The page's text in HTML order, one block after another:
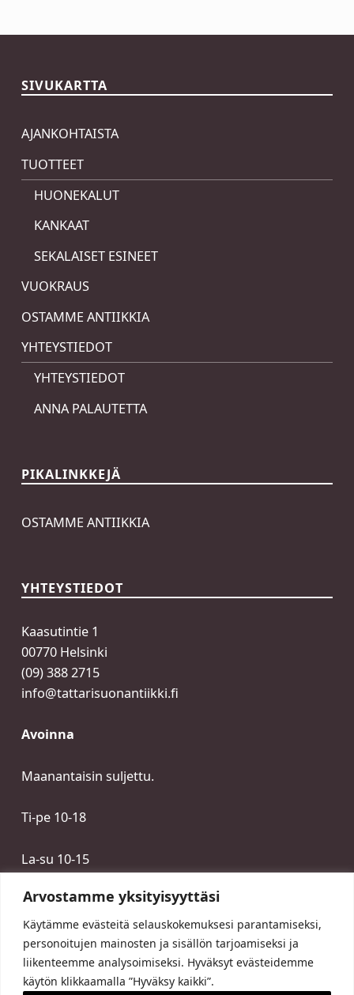
Arvostamme yksityisyyttäsi
Käytämme evästeitä selauskokemuksesi parantamiseksi,
personoitujen mainosten ja sisällön tarjoamiseksi ja
liikenteemme analysoimiseksi. Hyväksyt evästeidemme
käytön klikkaamalla ”Hyväksy kaikki”.
SIVUKARTTA
AJANKOHTAISTA
TUOTTEET
HUONEKALUT
KANKAAT
SEKALAISET ESINEET
VUOKRAUS
OSTAMME ANTIIKKIA
YHTEYSTIEDOT
YHTEYSTIEDOT
ANNA PALAUTETTA
PIKALINKKEJÄ
OSTAMME ANTIIKKIA
YHTEYSTIEDOT
Kaasutintie 1
00770 Helsinki
(09) 388 2715
info@tattarisuonantiikki.fi
Avoinna
Maanantaisin suljettu.
Ti-pe 10-18
La-su 10-15